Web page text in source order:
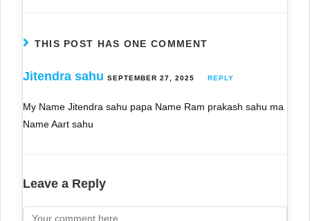
THIS POST HAS ONE COMMENT
Jitendra sahu SEPTEMBER 27, 2025 REPLY
My Name Jitendra sahu papa Name Ram prakash sahu ma
Name Aart sahu
Leave a Reply